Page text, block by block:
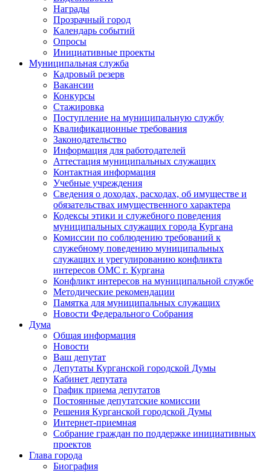
Награды
Прозрачный город
Календарь событий
Опросы
Инициативные проекты
Муниципальная служба
Кадровый резерв
Вакансии
Конкурсы
Стажировка
Поступление на муниципальную службу
Квалификационные требования
Законодательство
Информация для работодателей
Аттестация муниципальных служащих
Контактная информация
Учебные учреждения
Сведения о доходах, расходах, об имуществе и
обязательствах имущественного характера
Кодексы этики и служебного поведения
муниципальных служащих города Кургана
Комиссии по соблюдению требований к
служебному поведению муниципальных
служащих и урегулированию конфликта
интересов ОМС г. Кургана
Конфликт интересов на муниципальной службе
Методические рекомендации
Памятка для муниципальных служащих
Новости Федерального Cобрания
Дума
Общая информация
Новости
Ваш депутат
Депутаты Курганской городской Думы
Кабинет депутата
График приема депутатов
Постоянные депутатские комиссии
Решения Курганской городской Думы
Интернет-приемная
Собрание граждан по поддержке инициативных
проектов
Глава города
Биография